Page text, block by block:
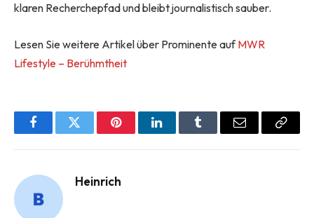
klaren Recherchepfad und bleibt journalistisch sauber.
Lesen Sie weitere Artikel über Prominente aufMWR
Lifestyle – Berühmtheit
FacebookTwitter PinterestLinkedInTumblr Email
Copy
Heinrich